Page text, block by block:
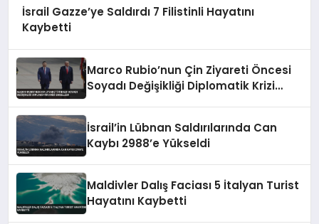
İsrail Gazze’ye Saldırdı 7 Filistinli Hayatını
Kaybetti
Marco Rubio’nun Çin Ziyareti Öncesi
Soyadı Değişikliği Diplomatik Krizi
İsrail’in Lübnan Saldırılarında Can
Kaybı 2988’e Yükseldi
Maldivler Dalış Faciası 5 İtalyan Turist
Hayatını Kaybetti